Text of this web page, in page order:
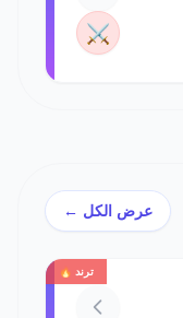
⚔️
عرض الكل ←
ترند 🔥